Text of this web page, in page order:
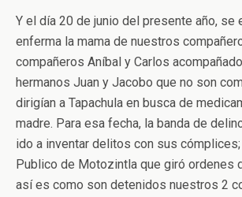
Y el día 20 de junio del presente año, se
enferma la mama de nuestros
compañeros Aníbal y Carlos
hermanos Juan y Jacobo que no son
dirigían a Tapachula en busca de
madre. Para esa fecha, la banda de
ido a inventar delitos con sus
Publico de Motozintla que giró ordenes
así es como son detenidos nuestros 2